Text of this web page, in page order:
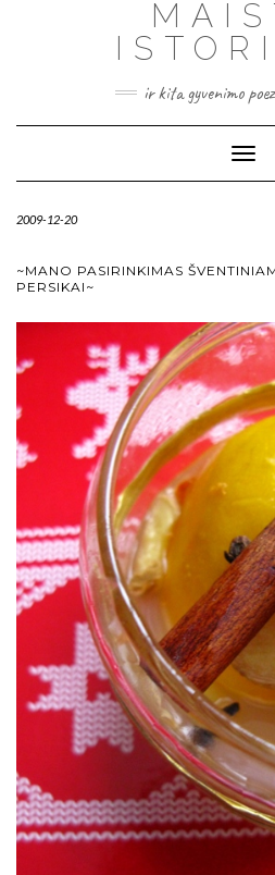
ir kita gyvenimo
2009-12-20
~MANO PASIRINKIMAS
PERSIKAI~